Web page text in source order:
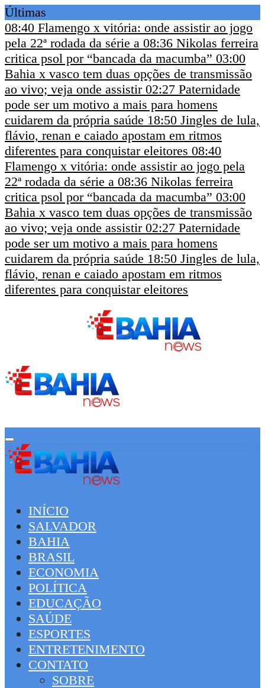
Últimas
08:40 Flamengo x vitória: onde assistir ao jogo
pela 22ª rodada da série a 08:36 Nikolas ferreira
critica psol por “bancada da macumba” 03:00
Bahia x vasco tem duas opções de transmissão
ao vivo; veja onde assistir 02:27 Paternidade
pode ser um motivo a mais para homens
cuidarem da própria saúde 18:50 Jingles de lula,
flávio, renan e caiado apostam em ritmos
diferentes para conquistar eleitores 08:40
Flamengo x vitória: onde assistir ao jogo pela
22ª rodada da série a 08:36 Nikolas ferreira
critica psol por “bancada da macumba” 03:00
Bahia x vasco tem duas opções de transmissão
ao vivo; veja onde assistir 02:27 Paternidade
pode ser um motivo a mais para homens
cuidarem da própria saúde 18:50 Jingles de lula,
flávio, renan e caiado apostam em ritmos
diferentes para conquistar eleitores
INÍCIO
SALVADOR
BAHIA
BRASIL
ECONOMIA
POLÍTICA
EDUCAÇÃO
SAÚDE
ESPORTES
ENTRETENIMENTO
CONTATO
SOBRE